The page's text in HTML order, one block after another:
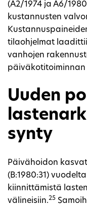
(A2/1974 ja A6/
kustannusten
tilaohjelmat
vanhojen
Uuden
synty
Päivähoidon
(B:1980:31)
kiinnittämistä
välineisiin.25